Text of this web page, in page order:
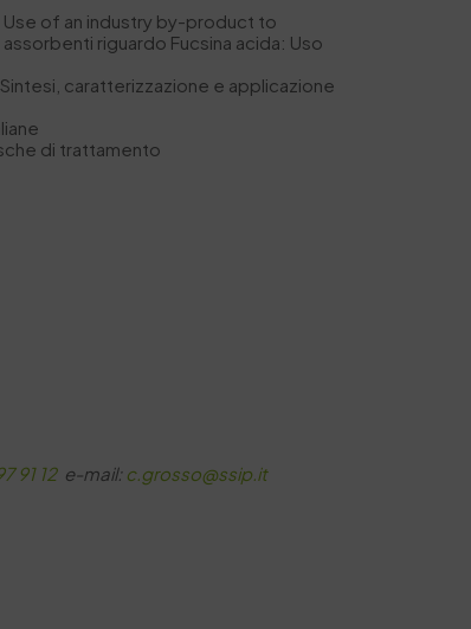
of an industry by-product to
riguardo Fucsina acida: Uso
caratterizzazione e applicazione
di trattamento
91 12e-mail: c.grosso@ssip.it